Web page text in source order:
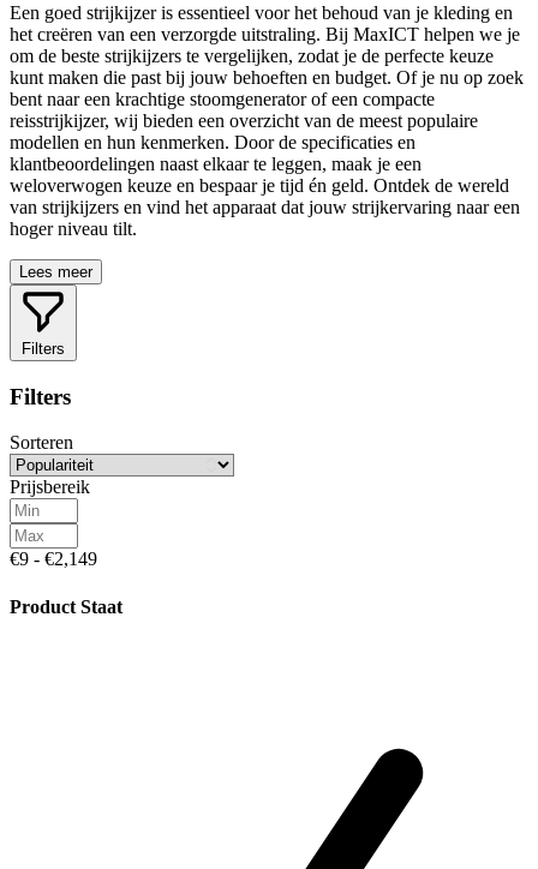
Een goed strijkijzer is essentieel voor het behoud van je kleding en
het creëren van een verzorgde uitstraling. Bij MaxICT helpen we je
om de beste strijkijzers te vergelijken, zodat je de perfecte keuze
kunt maken die past bij jouw behoeften en budget. Of je nu op zoek
bent naar een krachtige stoomgenerator of een compacte
reisstrijkijzer, wij bieden een overzicht van de meest populaire
modellen en hun kenmerken. Door de specificaties en
klantbeoordelingen naast elkaar te leggen, maak je een
weloverwogen keuze en bespaar je tijd én geld. Ontdek de wereld
van strijkijzers en vind het apparaat dat jouw strijkervaring naar een
hoger niveau tilt.
Lees meer
Filters
Filters
Sorteren
Prijsbereik
€9 - €2,149
Product Staat